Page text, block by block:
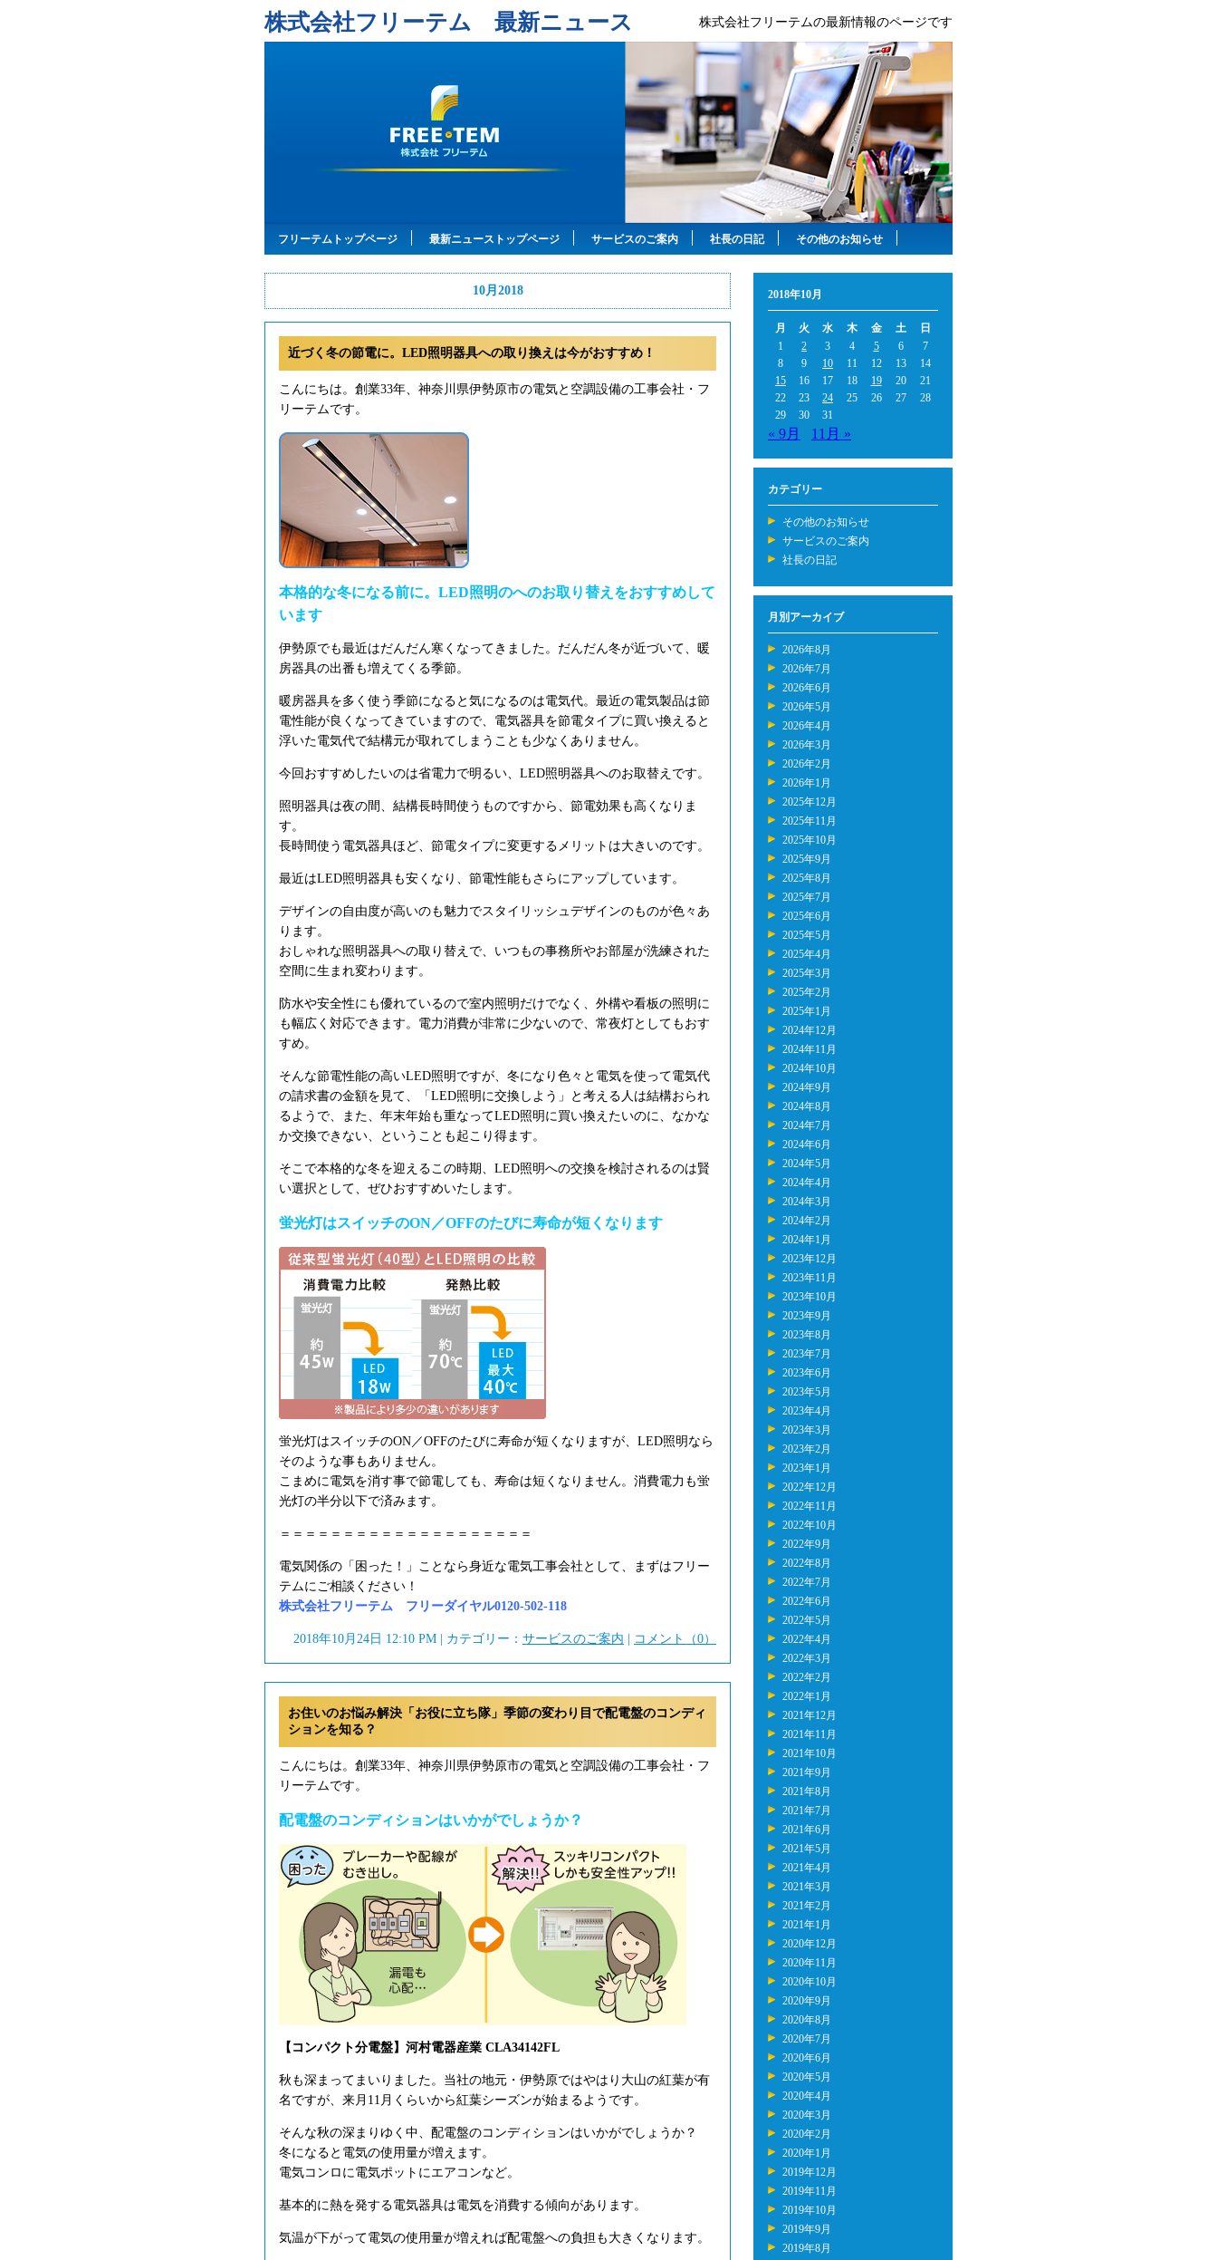
株式会社フリーテム 最新ニュース 株式会社フリーテムの最新情報のページです
フリーテムトップページ 最新ニューストップページ サービスのご案内 社長の日記 その他のお知らせ
10月2018
近づく冬の節電に。LED照明器具への取り換えは今がおすすめ！
こんにちは。創業33年、神奈川県伊勢原市の電気と空調設備の工事会社・フ
リーテムです。
本格的な冬になる前に。LED照明のへのお取り替えをおすすめして
います
伊勢原でも最近はだんだん寒くなってきました。だんだん冬が近づいて、暖
房器具の出番も増えてくる季節。
暖房器具を多く使う季節になると気になるのは電気代。最近の電気製品は節
電性能が良くなってきていますので、電気器具を節電タイプに買い換えると
浮いた電気代で結構元が取れてしまうことも少なくありません。
今回おすすめしたいのは省電力で明るい、LED照明器具へのお取替えです。
照明器具は夜の間、結構長時間使うものですから、節電効果も高くなりま
す。
長時間使う電気器具ほど、節電タイプに変更するメリットは大きいのです。
最近はLED照明器具も安くなり、節電性能もさらにアップしています。
デザインの自由度が高いのも魅力でスタイリッシュデザインのものが色々あ
ります。
おしゃれな照明器具への取り替えで、いつもの事務所やお部屋が洗練された
空間に生まれ変わります。
防水や安全性にも優れているので室内照明だけでなく、外構や看板の照明に
も幅広く対応できます。電力消費が非常に少ないので、常夜灯としてもおす
すめ。
そんな節電性能の高いLED照明ですが、冬になり色々と電気を使って電気代
の請求書の金額を見て、「LED照明に交換しよう」と考える人は結構おられ
るようで、また、年末年始も重なってLED照明に買い換えたいのに、なかな
か交換できない、ということも起こり得ます。
そこで本格的な冬を迎えるこの時期、LED照明への交換を検討されるのは賢
い選択として、ぜひおすすめいたします。
蛍光灯はスイッチのON／OFFのたびに寿命が短くなります
蛍光灯はスイッチのON／OFFのたびに寿命が短くなりますが、LED照明なら
そのような事もありません。
こまめに電気を消す事で節電しても、寿命は短くなりません。消費電力も蛍
光灯の半分以下で済みます。
＝＝＝＝＝＝＝＝＝＝＝＝＝＝＝＝＝＝＝＝
電気関係の「困った！」ことなら身近な電気工事会社として、まずはフリー
テムにご相談ください！
株式会社フリーテム フリーダイヤル0120-502-118
2018年10月24日 12:10 PM | カテゴリー： サービスのご案内 コメント（0）
お住いのお悩み解決「お役に立ち隊」季節の変わり目で配電盤のコンディ
ションを知る？
こんにちは。創業33年、神奈川県伊勢原市の電気と空調設備の工事会社・フ
リーテムです。
配電盤のコンディションはいかがでしょうか？
【コンパクト分電盤】河村電器産業 CLA34142FL
秋も深まってまいりました。当社の地元・伊勢原ではやはり大山の紅葉が有
名ですが、来月11月くらいから紅葉シーズンが始まるようです。
そんな秋の深まりゆく中、配電盤のコンディションはいかがでしょうか？
冬になると電気の使用量が増えます。
電気コンロに電気ポットにエアコンなど。
基本的に熱を発する電気器具は電気を消費する傾向があります。
気温が下がって電気の使用量が増えれば配電盤への負担も大きくなります。
2018年10月
月 火 水 木 金 土
日
1
2 3 4 5 6
7
8
9 10 11 12 13
14
15
16 17 18 19 20
21
22
23 24 25 26 27
28
29
30 31
« 9月 11月 »
カテゴリー
その他のお知らせ
サービスのご案内
社長の日記
月別アーカイブ
2026年8月
2026年7月
2026年6月
2026年5月
2026年4月
2026年3月
2026年2月
2026年1月
2025年12月
2025年11月
2025年10月
2025年9月
2025年8月
2025年7月
2025年6月
2025年5月
2025年4月
2025年3月
2025年2月
2025年1月
2024年12月
2024年11月
2024年10月
2024年9月
2024年8月
2024年7月
2024年6月
2024年5月
2024年4月
2024年3月
2024年2月
2024年1月
2023年12月
2023年11月
2023年10月
2023年9月
2023年8月
2023年7月
2023年6月
2023年5月
2023年4月
2023年3月
2023年2月
2023年1月
2022年12月
2022年11月
2022年10月
2022年9月
2022年8月
2022年7月
2022年6月
2022年5月
2022年4月
2022年3月
2022年2月
2022年1月
2021年12月
2021年11月
2021年10月
2021年9月
2021年8月
2021年7月
2021年6月
2021年5月
2021年4月
2021年3月
2021年2月
2021年1月
2020年12月
2020年11月
2020年10月
2020年9月
2020年8月
2020年7月
2020年6月
2020年5月
2020年4月
2020年3月
2020年2月
2020年1月
2019年12月
2019年11月
2019年10月
2019年9月
2019年8月